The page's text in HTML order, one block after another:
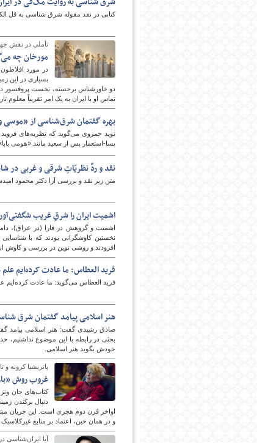
کتابی در نقد مقوله شرق شناسی به قل
تأملی در نقش
مورخان چه
در مورد
بسیاری در این
دو خاورشناس برجسته، نخست پروفسور
تماس او با ایران به یک امر تقریباً
بهره گفتمان شرق‌شناسی از «موسی
نوید حمزوی می‌گوید که نظریه‌های فروید
پسا-استعمار پس از سعید مانند «هومی
نقد و ردِّ نظریّاتِ شرقی و غربی در
متن زیر نقد و بررسی آرا دکتر محمود
اشمیت ایران را شرقِ غریب
اشمیت و گروهش در فارا (در عراق)،
نخستین کاوشگرانی بودند که با
افزودند و روشی نوین در بررسی و کاوش
فرید العطاس: ما عادت کرده‌ایم
فرید العطاس می‌گوید: ما عادت کرده‌ایم
هنر اسلامی پیامد گفتمان شرق
صادق رشیدی گفت: هنر اسلامی پیامد
بحثی در رابطه با این موضوع نداشتیم،
خودش بگوید هنر اسلامی.
پاتریشیا کرونه
غروب روش
کتاب‌های جان
دنبال برکندن
اواخر قرن دوم هجری است. این جریان
و در همان حین، اعتماد بر منابع
آیا ایران‌شناسی